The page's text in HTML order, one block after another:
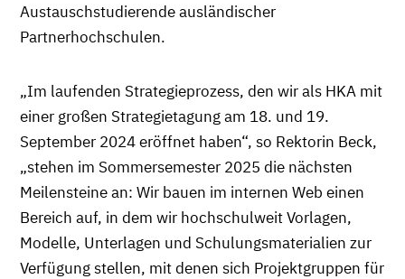
Austauschstudierende ausländischer
Partnerhochschulen.
„Im laufenden Strategieprozess, den wir als HKA mit
einer großen Strategietagung am 18. und 19.
September 2024 eröffnet haben“, so Rektorin Beck,
„stehen im Sommersemester 2025 die nächsten
Meilensteine an: Wir bauen im internen Web einen
Bereich auf, in dem wir hochschulweit Vorlagen,
Modelle, Unterlagen und Schulungsmaterialien zur
Verfügung stellen, mit denen sich Projektgruppen für